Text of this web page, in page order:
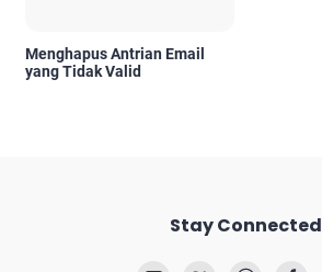
Menghapus Antrian Email
yang Tidak Valid
Stay Connected